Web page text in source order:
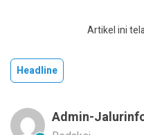
Artikel ini
Headline
Admin-